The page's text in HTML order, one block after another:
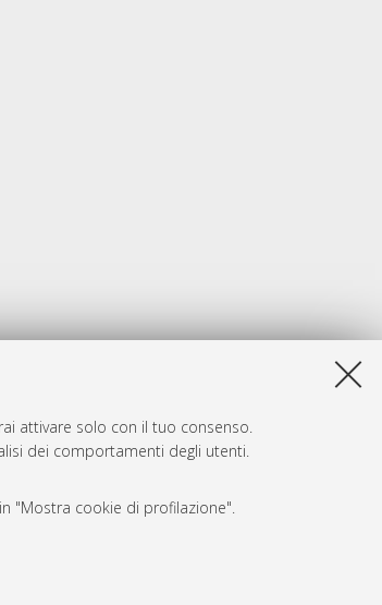
attivare solo con il tuo consenso.
dei comportamenti degli utenti.
"Mostra cookie di profilazione".